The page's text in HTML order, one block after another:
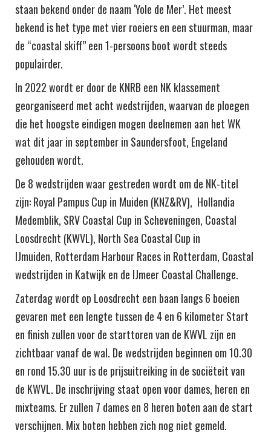
staan bekend onder de naam ‘Yole de Mer’. Het meest
bekend is het type met vier roeiers en een stuurman, maar
de “coastal skiff” een 1-persoons boot wordt steeds
populairder.
In 2022 wordt er door de KNRB een NK klassement
georganiseerd met acht wedstrijden, waarvan de ploegen
die het hoogste eindigen mogen deelnemen aan het WK
wat dit jaar in september in Saundersfoot, Engeland
gehouden wordt.
De 8 wedstrijden waar gestreden wordt om de NK-titel
zijn: Royal Pampus Cup in Muiden (KNZ&RV), Hollandia
Medemblik, SRV Coastal Cup in Scheveningen, Coastal
Loosdrecht (KWVL), North Sea Coastal Cup in
IJmuiden, Rotterdam Harbour Races in Rotterdam, Coastal
wedstrijden in Katwijk en de IJmeer Coastal Challenge.
Zaterdag wordt op Loosdrecht een baan langs 6 boeien
gevaren met een lengte tussen de 4 en 6 kilometer Start
en finish zullen voor de starttoren van de KWVL zijn en
zichtbaar vanaf de wal. De wedstrijden beginnen om 10.30
en rond 15.30 uur is de prijsuitreiking in de sociëteit van
de KWVL. De inschrijving staat open voor dames, heren en
mixteams. Er zullen 7 dames en 8 heren boten aan de start
verschijnen. Mix boten hebben zich nog niet gemeld.